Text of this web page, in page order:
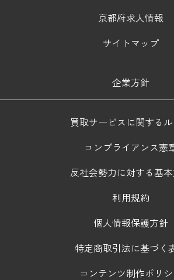
京都府求人情報
サイトマップ
企業方針
買取サービスに関する
コンプライアンス憲
反社会勢力に対する基
利用規約
個人情報保護方針
特定商取引法に基づく
コンテンツ制作ポリ